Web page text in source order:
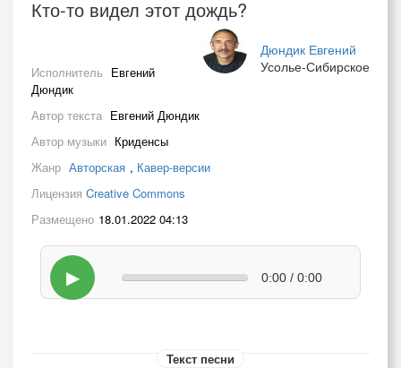
Кто-то видел этот дождь?
Дюндик Евгений
Усолье-Сибирское
Исполнитель Евгений
Дюндик
Автор текста Евгений Дюндик
Автор музыки Криденсы
Жанр Авторская , Кавер-версии
Лицензия Creative Commons
Размещено 18.01.2022 04:13
▶ 0:00 / 0:00
Текст песни